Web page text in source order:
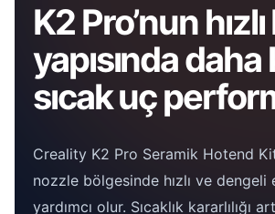
K2 Pro’nun
yapısında daha
sıcak uç
Creality K2 Pro Seramik Hotend
nozzle bölgesinde hızlı ve dengeli
yardımcı olur. Sıcaklık kararlılığı